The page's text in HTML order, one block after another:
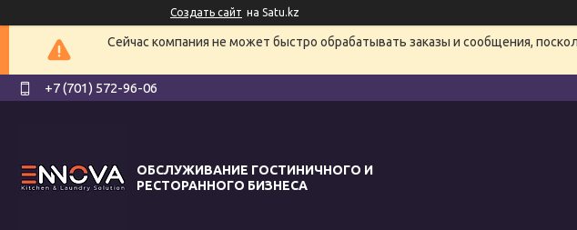
Создать сайт на Satu.kz
Сейчас компания не может быстро обрабатывать заказы и сообщения,
+7 (701) 572-96-06
ОБСЛУЖИВАНИЕ ГОСТИНИЧНОГО И
РЕСТОРАННОГО БИЗНЕСА